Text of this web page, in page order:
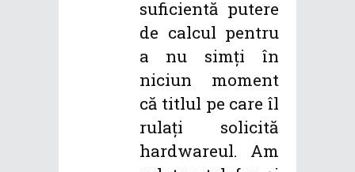
suficientă putere
de calcul pentru
a nu simți în
niciun moment
că titlul pe care îl
rulați solicită
hardwareul. Am